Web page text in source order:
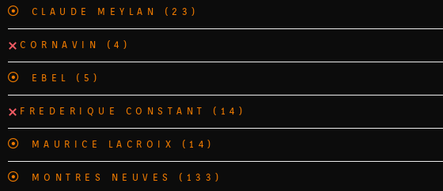
CLAUDE MEYLAN (23)
CORNAVIN (4)
EBEL (5)
FREDERIQUE CONSTANT (14)
MAURICE LACROIX (14)
MONTRES NEUVES (133)